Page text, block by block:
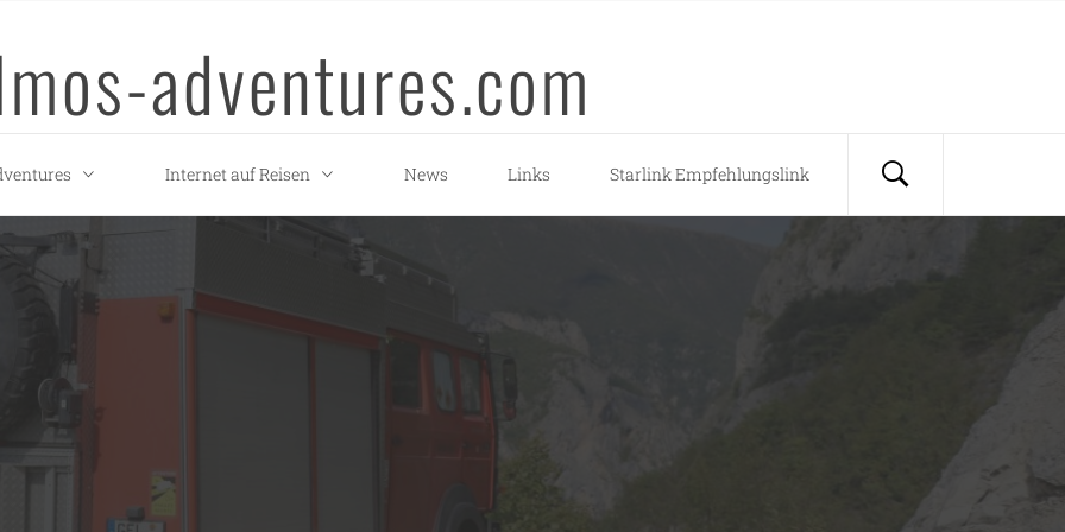
adventures.com
Internet auf Reisen News Links Starlink Empfehlungslink